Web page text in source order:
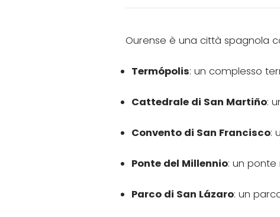
Ourense è una città spagnola
Termópolis: un complesso
Cattedrale di San Martiño:
Convento di San Francisco:
Ponte del Millennio: un
Parco di San Lázaro: un